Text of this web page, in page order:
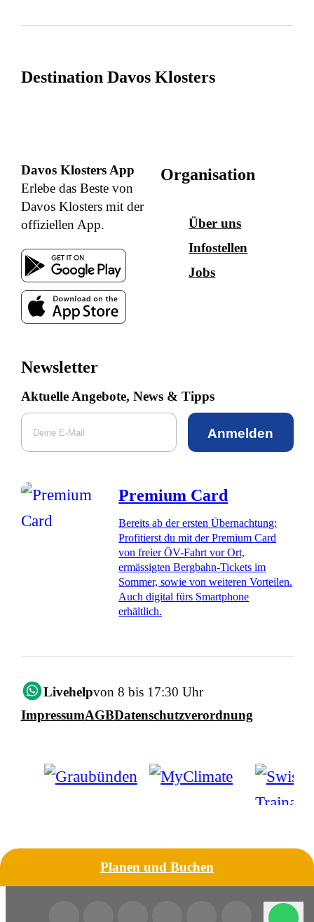
Destination Davos Klosters
Davos Klosters App
Erlebe das Beste von
Davos Klosters mit der
offiziellen App.
Organisation
Über uns
Infostellen
Jobs
Newsletter
Aktuelle Angebote, News & Tipps
Anmelden
Premium Card
Bereits ab der ersten Übernachtung:
Profitierst du mit der Premium Card
von freier ÖV-Fahrt vor Ort,
ermässigten Bergbahn-Tickets im
Sommer, sowie von weiteren Vorteilen.
Auch digital fürs Smartphone
erhältlich.
Livehelpvon 8 bis 17:30 Uhr
ImpressumAGBDatenschutzverordnung
Planen und Buchen